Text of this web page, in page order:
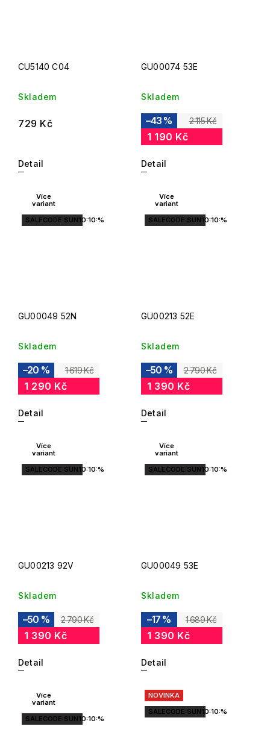
CU5140 C04
Skladem
729 Kč
Detail
GU00074 53E
Skladem
2 115 Kč
–43 %
1 190 Kč
Detail
Více
variant
SALECODE:SUN10:10:%
GU00049 52N
Skladem
1 619 Kč
–20 %
1 290 Kč
Detail
Více
variant
SALECODE:SUN10:10:%
GU00213 52E
Skladem
2 790 Kč
–50 %
1 390 Kč
Detail
Více
variant
SALECODE:SUN10:10:%
GU00213 92V
Skladem
2 790 Kč
–50 %
1 390 Kč
Detail
Více
variant
SALECODE:SUN10:10:%
GU00049 53E
Skladem
1 689 Kč
–17 %
1 390 Kč
Detail
Více
variant
SALECODE:SUN10:10:%
NOVINKA
SALECODE:SUN10:10:%